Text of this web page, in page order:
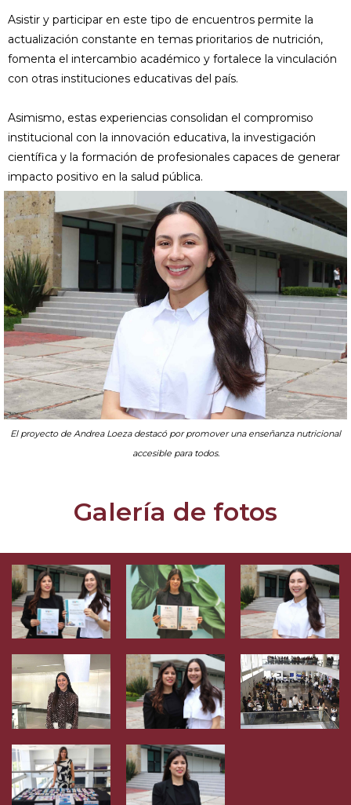
Asistir y participar en este tipo de encuentros permite la
actualización constante en temas prioritarios de nutrición,
fomenta el intercambio académico y fortalece la vinculación
con otras instituciones educativas del país.
Asimismo, estas experiencias consolidan el compromiso
institucional con la innovación educativa, la investigación
científica y la formación de profesionales capaces de generar
impacto positivo en la salud pública.
El proyecto de Andrea Loeza destacó por promover una enseñanza nutricional
accesible para todos.
Galería de fotos